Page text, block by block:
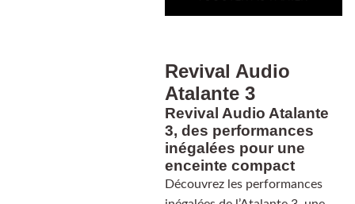
Revival Audio
Atalante 3
Revival Audio Atalante
3, des performances
inégalées pour une
enceinte compact
Découvrez les performances